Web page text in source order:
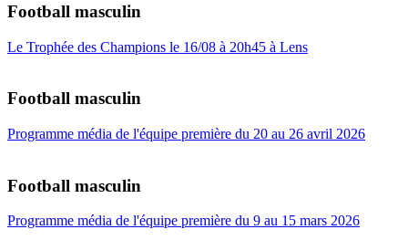
Football masculin
Le Trophée des Champions le 16/08 à 20h45 à Lens
Football masculin
Programme média de l'équipe première du 20 au 26 avril 2026
Football masculin
Programme média de l'équipe première du 9 au 15 mars 2026